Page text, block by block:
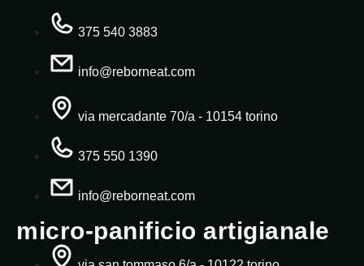
375 540 3883
info@reborneat.com
via mercadante 70/a - 10154 torino
375 550 1390
info@reborneat.com
micro-panificio artigianale